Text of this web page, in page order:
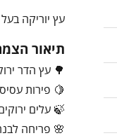
עץ יוריקה
תיאור
🌳 עץ הדר
🍋 פירות
🍃 עלים
🌸 פריחה